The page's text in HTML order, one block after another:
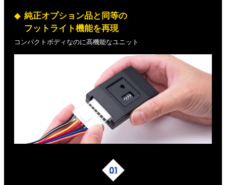
純正オプション品と同等の
フットライト機能を再現
コンパクトボディなのに高機能なユニット